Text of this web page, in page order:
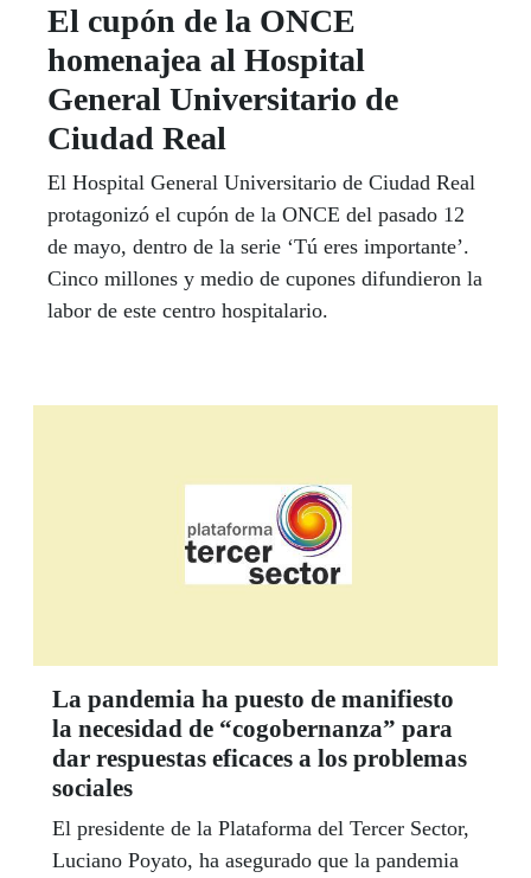
El cupón de la ONCE
homenajea al Hospital
General Universitario de
Ciudad Real
El Hospital General Universitario de Ciudad Real
protagonizó el cupón de la ONCE del pasado 12
de mayo, dentro de la serie ‘Tú eres importante’.
Cinco millones y medio de cupones difundieron la
labor de este centro hospitalario.
La pandemia ha puesto de manifiesto
la necesidad de “cogobernanza” para
dar respuestas eficaces a los problemas
sociales
El presidente de la Plataforma del Tercer Sector,
Luciano Poyato, ha asegurado que la pandemia